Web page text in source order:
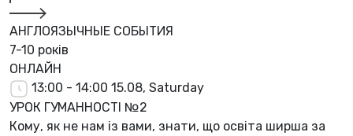
АНГЛОЯЗЫЧНЫЕ СОБЫТИЯ
7-10 років
ОНЛАЙН
13:00 - 14:00 15.08, Saturday
УРОК ГУМАННОСТІ №2
Кому, як не нам із вами, знати, що освіта ширша за